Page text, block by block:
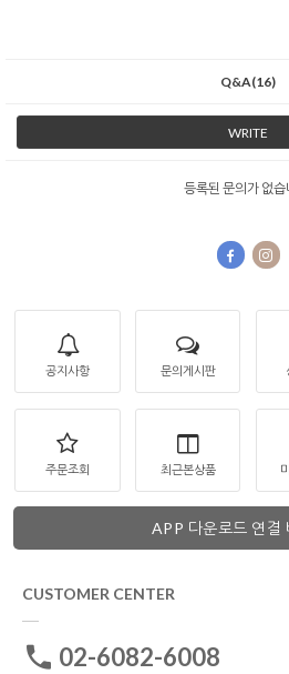
Q&A(16)
WRITE
등록된 문의가 없습
공지사항 문의게시판
주문조회 최근본상품
APP 다운로드 연결
CUSTOMER CENTER
02-6082-6008